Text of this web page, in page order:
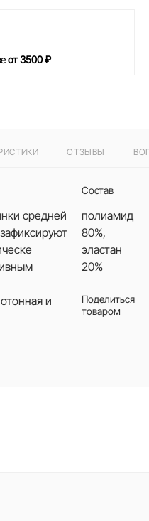
от 3500 ₽
ОТЗЫВЫ
средней
и
Состав
полиамид
80%,
эластан
20%
Поделиться
товаром